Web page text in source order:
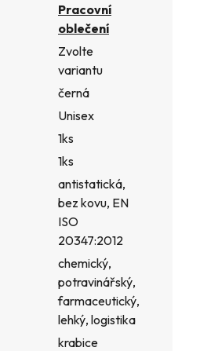
Pracovní
oblečení
Zvolte
variantu
černá
Unisex
1ks
1ks
antistatická,
bez kovu, EN
ISO
20347:2012
chemický,
potravinářský,
farmaceutický,
lehký, logistika
krabice